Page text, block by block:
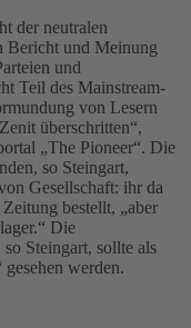
der neutralen
Bericht und Meinung
und
Teil des Mainstream-
von Lesern
überschritten“,
„The Pioneer“. Die
so Steingart,
Gesellschaft: ihr da
bestellt, „aber
Die
Steingart, sollte als
werden.